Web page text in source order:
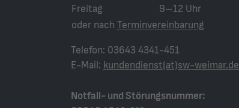
Freitag
9–12 Uhr
oder nach Terminvereinbarung
Telefon: 03643 4341-451
E-Mail: kundendienst(at)sw-weimar.de
Notfall- und Störungsnummer: